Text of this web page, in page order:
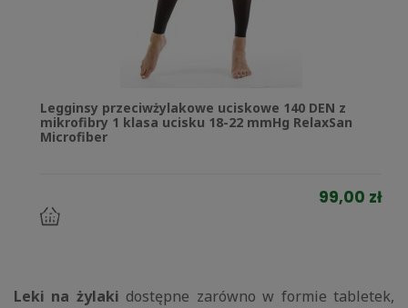
Legginsy przeciwżylakowe uciskowe 140 DEN z
mikrofibry 1 klasa ucisku 18-22 mmHg RelaxSan
Microfiber
99,00 zł
do
Leki na żylaki dostępne zarówno w formie tabletek,